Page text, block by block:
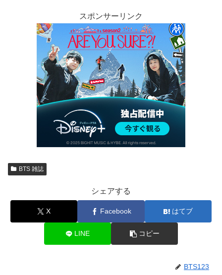
スポンサーリンク
BTS 雑誌
シェアする
X Facebook はてブ
LINE コピー
BTS123